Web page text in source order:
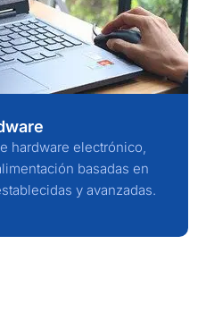
hardware electrónico,
basadas en
y avanzadas.